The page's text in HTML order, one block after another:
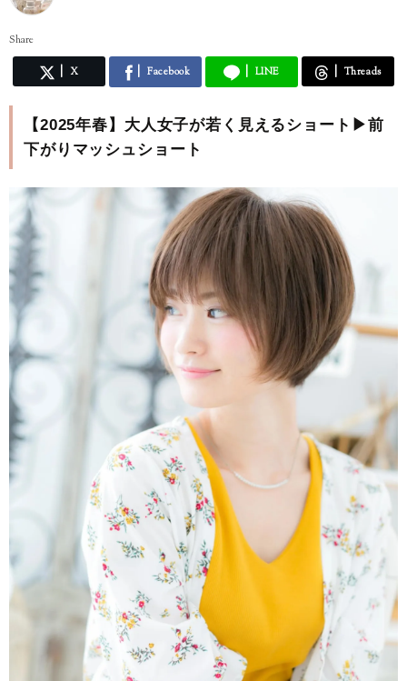
Share
X Facebook LINE Threads
【2025年春】大人女子が若く見えるショート▶前
下がりマッシュショート